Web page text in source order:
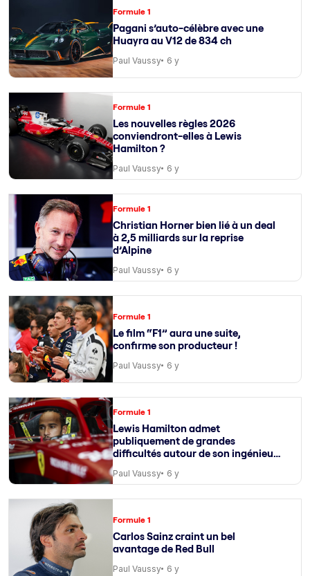
Formule 1
Pagani s’auto-célèbre avec une
Huayra au V12 de 834 ch
Paul Vaussy 6 y
Formule 1
Les nouvelles règles 2026
conviendront-elles à Lewis
Hamilton ?
Paul Vaussy 6 y
Formule 1
Christian Horner bien lié à un deal
à 2,5 milliards sur la reprise
d’Alpine
Paul Vaussy 6 y
Formule 1
Le film “F1” aura une suite,
confirme son producteur !
Paul Vaussy 6 y
Formule 1
Lewis Hamilton admet
publiquement de grandes
difficultés autour de son ingénieur
Paul Vaussy 6 y
Formule 1
Carlos Sainz craint un bel
avantage de Red Bull
Paul Vaussy 6 y